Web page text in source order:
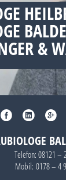
&
Telefon: 08121 –
Mobil: 0178 – 4